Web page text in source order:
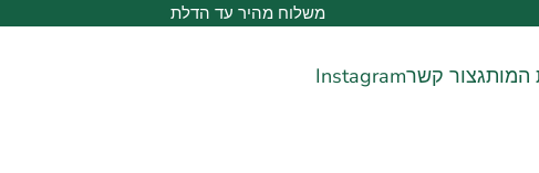
משלוח מהיר עד הדלת
המותגצור קשרInstagram